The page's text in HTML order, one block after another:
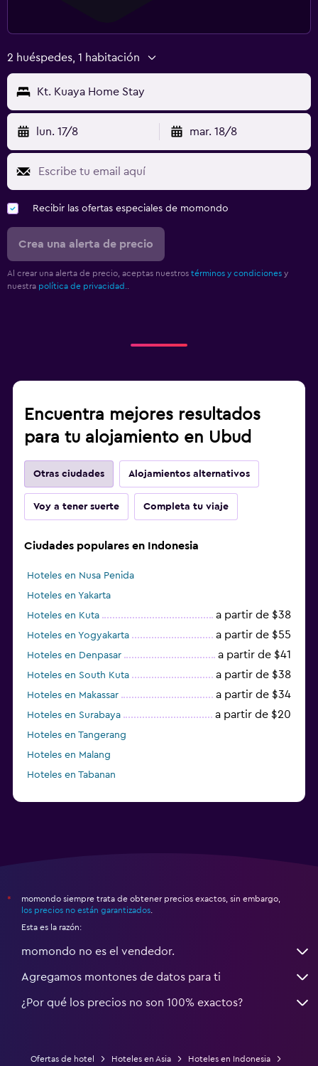
2 huéspedes, 1 habitación
Kt. Kuaya Home Stay
lun. 17/8 mar. 18/8
Recibir las ofertas especiales de momondo
Crea una alerta de precio
Al crear una alerta de precio, aceptas nuestros términos y condiciones y
nuestra política de privacidad.
Encuentra mejores resultados
para tu alojamiento en Ubud
Otras ciudades Alojamientos alternativos
Voy a tener suerte Completa tu viaje
Ciudades populares en Indonesia
Hoteles en Nusa Penida
Hoteles en Yakarta
Hoteles en Kuta
a partir de $38
Hoteles en Yogyakarta a partir de $55
Hoteles en Denpasar a partir de $41
Hoteles en South Kuta a partir de $38
Hoteles en Makassar a partir de $34
Hoteles en Surabaya a partir de $20
Hoteles en Tangerang
Hoteles en Malang
Hoteles en Tabanan
*
momondo siempre trata de obtener precios exactos, sin embargo,
los precios no están garantizados
Esta es la razón:
momondo no es el vendedor.
Agregamos montones de datos para ti
¿Por qué los precios no son 100% exactos?
Ofertas de hotel Hoteles en Asia
Hoteles en Indonesia